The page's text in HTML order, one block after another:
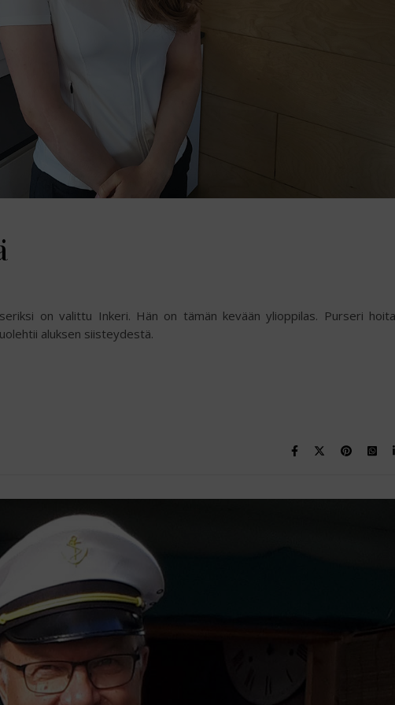
on valittu Inkeri. Hän on tämän kevään ylioppilas. Purseri
aluksen siisteydestä.